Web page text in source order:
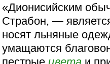
«Дионисийским
Страбон, —
носят льняные
умащаются